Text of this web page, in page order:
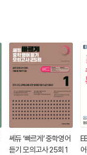
쎄듀 ‘빠르게’ 중학영어
듣기 모의고사 25회 1